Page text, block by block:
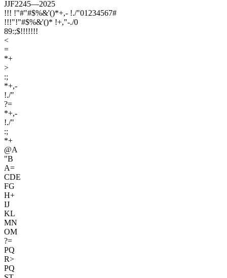
JJF2245—2025
!!! !"#"#$%&'()*+,- !./"01234567#
!!!"!"#$%&'()* !+,"-./0
89:;$!!!!!!!
<
=
*+
>
:;
*+,-
!./"
?=
*+,-
!./"
:;
*+
@A
"B
A=
CDE
FG
H+
IJ
KL
MN
OM
?=
PQ
R>
PQ